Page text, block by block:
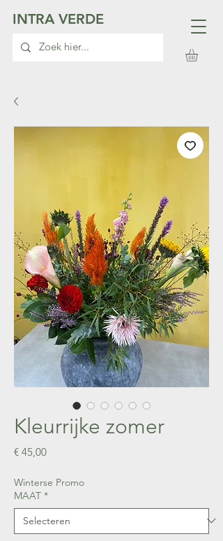
INTRA VERDE
Kleurrijke zomer
€ 45,00Prijs
Winterse Promo
MAAT *